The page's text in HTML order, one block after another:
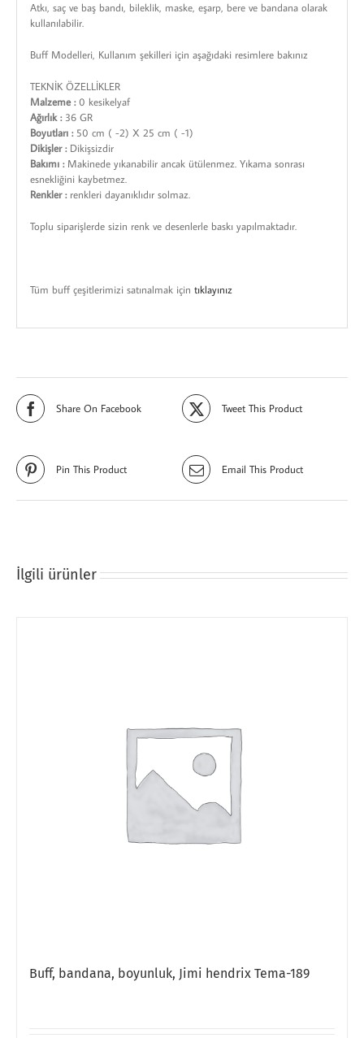
Atkı, saç ve baş bandı, bileklik, maske, eşarp, bere ve bandana olarak
kullanılabilir.
Buff Modelleri, Kullanım şekilleri için aşağıdaki resimlere bakınız
TEKNİK ÖZELLİKLER
Malzeme :0 kesikelyaf
Ağırlık :36 GR
Boyutları :50 cm ( -2) X 25 cm ( -1)
Dikişler : Dikişsizdir
Bakımı : Makinede yıkanabilir ancak ütülenmez. Yıkama sonrası
esnekliğini kaybetmez.
Renkler :renkleri dayanıklıdır solmaz.
Toplu siparişlerde sizin renk ve desenlerle baskı yapılmaktadır.
Tüm buff çeşitlerimizi satınalmak içintıklayınız
Share On Facebook Tweet This Product
Pin This Product Email This Product
İlgili ürünler
Buff, bandana, boyunluk, Jimi hendrix Tema-189